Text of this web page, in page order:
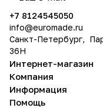
+7 8124545050
info@euromade.ru
Санкт-Петербург,
36Н
Интернет-магазин
Компания
Информация
Помощь